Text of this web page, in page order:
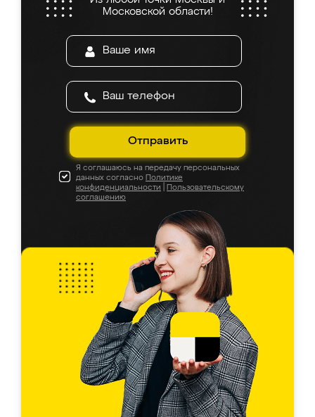
Московской области!
Отправить
Я соглашаюсь на передачу персональных
данных согласно Политике
конфиденциальности
Пользовательскому
соглашению